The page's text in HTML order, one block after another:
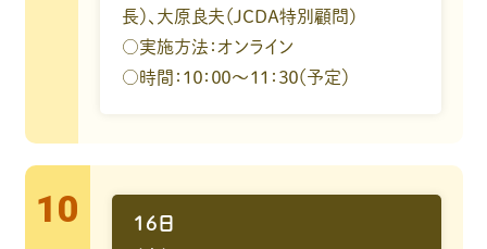
長）、大原良夫（JCDA特別顧問)
○実施方法：オンライン
○時間：１０：００～１１：３０（予定）
10
16日